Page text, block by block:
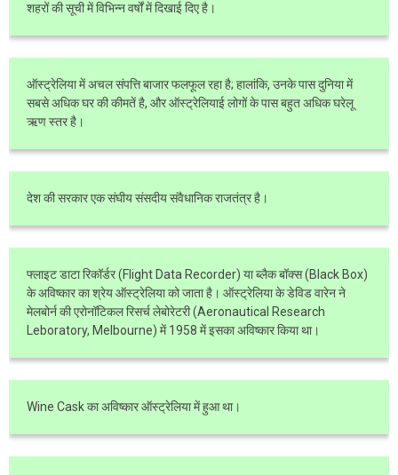
शहरों की सूची में विभिन्न वर्षों में दिखाई दिए है।
ऑस्ट्रेलिया में अचल संपत्ति बाजार फलफूल रहा है; हालांकि, उनके पास दुनिया में
सबसे अधिक घर की कीमतें है, और ऑस्ट्रेलियाई लोगों के पास बहुत अधिक घरेलू
ऋण स्तर है।
देश की सरकार एक संघीय संसदीय संवैधानिक राजतंत्र है।
फ्लाइट डाटा रिकॉर्डर (Flight Data Recorder) या ब्लैक बॉक्स (Black Box)
के अविष्कार का श्रेय ऑस्ट्रेलिया को जाता है। ऑस्ट्रेलिया के डेविड वारेन ने
मेलबोर्न की एरोनॉटिकल रिसर्च लेबोरेटरी (Aeronautical Research
Leboratory, Melbourne) में 1958 में इसका अविष्कार किया था।
Wine Cask का अविष्कार ऑस्ट्रेलिया में हुआ था।